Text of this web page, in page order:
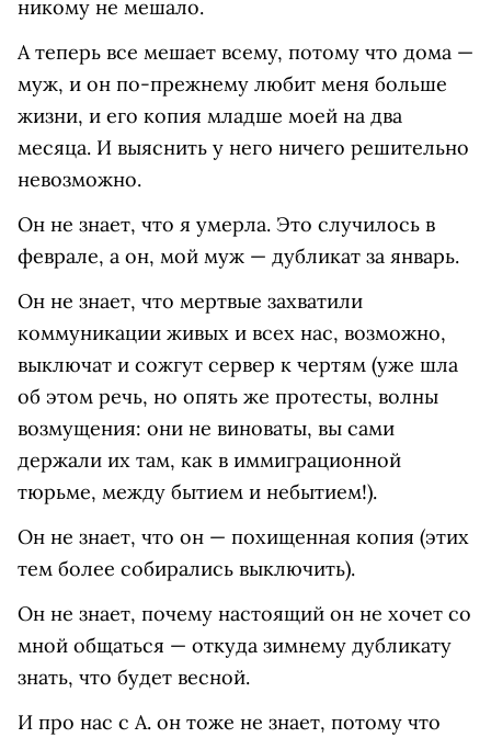
никому не мешало.
А теперь все мешает всему, потому что дома —
муж, и он по-прежнему любит меня больше
жизни, и его копия младше моей на два
месяца. И выяснить у него ничего решительно
невозможно.
Он не знает, что я умерла. Это случилось в
феврале, а он, мой муж — дубликат за январь.
Он не знает, что мертвые захватили
коммуникации живых и всех нас, возможно,
выключат и сожгут сервер к чертям (уже шла
об этом речь, но опять же протесты, волны
возмущения: они не виноваты, вы сами
держали их там, как в иммиграционной
тюрьме, между бытием и небытием!).
Он не знает, что он — похищенная копия (этих
тем более собирались выключить).
Он не знает, почему настоящий он не хочет со
мной общаться — откуда зимнему дубликату
знать, что будет весной.
И про нас с А. он тоже не знает, потому что